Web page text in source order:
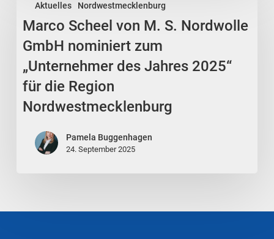
Aktuelles Nordwestmecklenburg
Scheel
von
M.
Nordwolle
GmbH
nominiert
„Unternehmer
für
Marco Scheel von M. S. Nordwolle
GmbH nominiert zum
„Unternehmer des Jahres 2025“
für die Region
Nordwestmecklenburg
Pamela Buggenhagen
24. September 2025